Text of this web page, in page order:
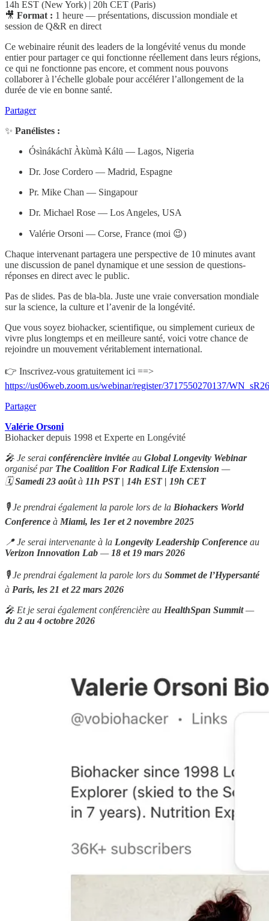
14h EST (New York) | 20h CET (Paris)
🎥 Format : 1 heure — présentations, discussion mondiale et
session de Q&R en direct
Ce webinaire réunit des leaders de la longévité venus du monde
entier pour partager ce qui fonctionne réellement dans leurs régions,
ce qui ne fonctionne pas encore, et comment nous pouvons
collaborer à l’échelle globale pour accélérer l’allongement de la
durée de vie en bonne santé.
Partager
✨ Panélistes :
Ósìnákáchī Àkùmà Kálū — Lagos, Nigeria
Dr. Jose Cordero — Madrid, Espagne
Pr. Mike Chan — Singapour
Dr. Michael Rose — Los Angeles, USA
Valérie Orsoni — Corse, France (moi 😉)
Chaque intervenant partagera une perspective de 10 minutes avant
une discussion de panel dynamique et une session de questions-
réponses en direct avec le public.
Pas de slides. Pas de bla-bla. Juste une vraie conversation mondiale
sur la science, la culture et l’avenir de la longévité.
Que vous soyez biohacker, scientifique, ou simplement curieux de
vivre plus longtemps et en meilleure santé, voici votre chance de
rejoindre un mouvement véritablement international.
👉 Inscrivez-vous gratuitement ici ==>
https://us06web.zoom.us/webinar/register/3717550270137/
Partager
Valérie Orsoni
Biohacker depuis 1998 et Experte en Longévité
🎤 Je serai conférencière invitée au Global Longevity Webinar
organisé par The Coalition For Radical Life Extension —
🗓Samedi 23 aoûtà 11h PST | 14h EST | 19h CET
🎙 Je prendrai également la parole lors de la Biohackers World
Conference à Miami, les 1er et 2 novembre 2025
📍 Je serai intervenante à la Longevity Leadership Conference au
Verizon Innovation Lab — 18 et 19 mars 2026
🎙 Je prendrai également la parole lors du Sommet de l’Hypersanté
à Paris, les 21 et 22 mars 2026
🎤 Et je serai également conférencière au HealthSpan Summit—
du 2 au 4 octobre 2026